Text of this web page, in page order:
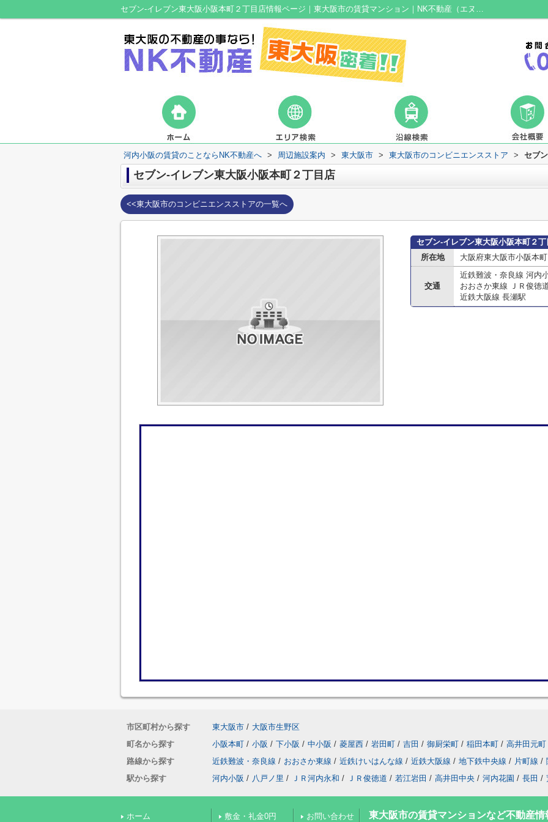
セブン-イレブン東大阪小阪本町２丁目店情報ページ｜東大阪市の賃貸マンション｜NK不動産（エヌケイ不動産）
河内小阪の賃貸のことならNK不動産へ > 周辺施設案内 > 東大阪市 > 東大阪市のコンビニエンスストア > セブ
セブン-イレブン東大阪小阪本町２丁目店
<<東大阪市のコンビニエンスストアの一覧へ
セブン-イレブン東大阪小阪本町２
所在地
大阪府東大阪市小阪本
交通
近鉄難波・奈良線 河内
おおさか東線 ＪＲ俊徳
近鉄大阪線 長瀬駅
市区町村から探す 東大阪市 / 大阪市生野区
町名から探す
小阪本町 / 小阪 / 下小阪 / 中小阪 / 菱屋西 / 岩田町 / 吉田 / 御厨栄町 / 稲田本町 / 高井田元町
路線から探す
近鉄難波・奈良線 / おおさか東線 / 近鉄けいはんな線 / 近鉄大阪線 / 地下鉄中央線 / 片町線 /
駅から探す
河内小阪 / 八戸ノ里 / ＪＲ河内永和 / ＪＲ俊徳道 / 若江岩田 / 高井田中央 / 河内花園 / 長田 /
ホーム 敷金・礼金0円 お問い合わせ 東大阪市の賃貸マンションなど不動産